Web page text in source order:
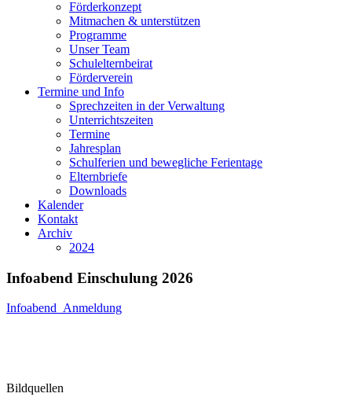
Förderkonzept
Mitmachen & unterstützen
Programme
Unser Team
Schulelternbeirat
Förderverein
Termine und Info
Sprechzeiten in der Verwaltung
Unterrichtszeiten
Termine
Jahresplan
Schulferien und bewegliche Ferientage
Elternbriefe
Downloads
Kalender
Kontakt
Archiv
2024
Infoabend Einschulung 2026
Infoabend_Anmeldung
Bildquellen